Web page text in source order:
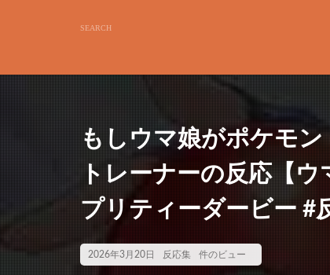
もしウマ娘がポケモ
トレーナーの反応【
プリティーダービー #
2026年3月20日 反応集 件のビュー